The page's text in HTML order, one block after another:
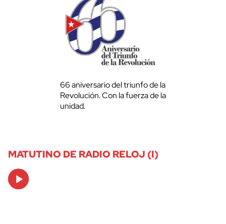
66 aniversario del triunfo de la
Revolución. Con la fuerza de la
unidad.
MATUTINO DE RADIO RELOJ (I)
Audio
Player